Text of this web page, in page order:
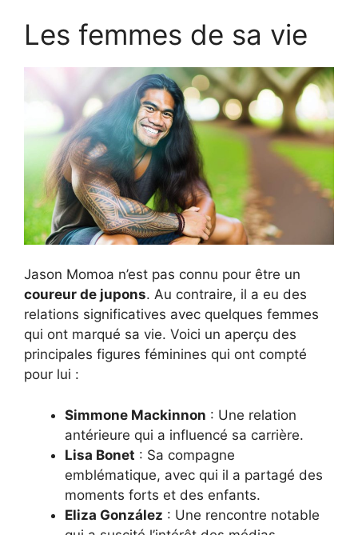
Les femmes de sa vie
Jason Momoa n’est pas connu pour être un
coureur de jupons. Au contraire, il a eu des
relations significatives avec quelques femmes
qui ont marqué sa vie. Voici un aperçu des
principales figures féminines qui ont compté
pour lui :
Simmone Mackinnon : Une relation
antérieure qui a influencé sa carrière.
Lisa Bonet : Sa compagne
emblématique, avec qui il a partagé des
moments forts et des enfants.
Eliza González : Une rencontre notable